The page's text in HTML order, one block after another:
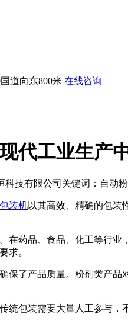
道向东800米 在线咨询
代工业生产
科技有限公司 关键词：自动
包装机以其高效、精确的包装
药品、食品、化工等行业
求。
了产品质量。粉剂类产品
包装需要大量人工参与，